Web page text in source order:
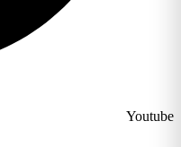
Youtube